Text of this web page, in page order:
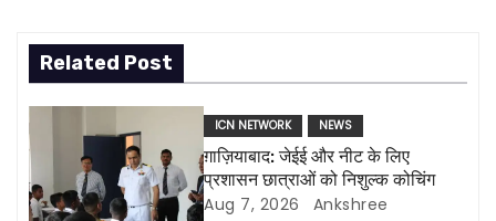
t
n
a
v
Related Post
ICN NETWORK NEWS
ग़ाज़ियाबाद: जेईई और नीट के लिए
प्रशासन छात्राओं को निशुल्क कोचिंग
Aug 7, 2026 Ankshree